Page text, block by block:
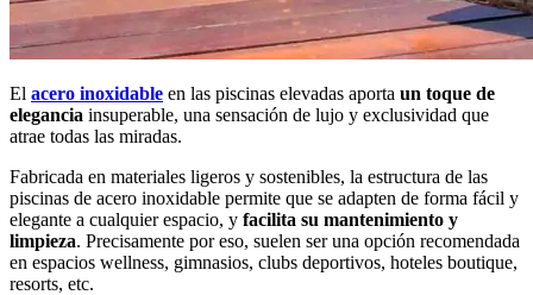
El acero inoxidable en las piscinas elevadas aporta un toque de
elegancia insuperable, una sensación de lujo y exclusividad que
atrae todas las miradas.
Fabricada en materiales ligeros y sostenibles, la estructura de las
piscinas de acero inoxidable permite que se adapten de forma fácil y
elegante a cualquier espacio, y facilita su mantenimiento y
limpieza. Precisamente por eso, suelen ser una opción recomendada
en espacios wellness, gimnasios, clubs deportivos, hoteles boutique,
resorts, etc.